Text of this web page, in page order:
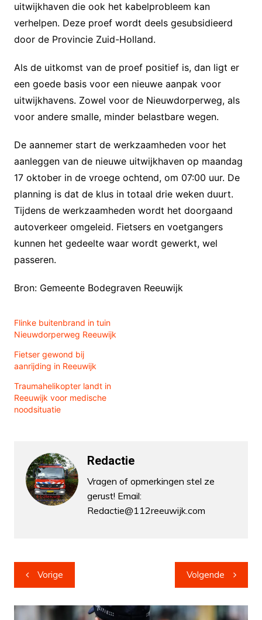
uitwijkhaven die ook het kabelprobleem kan
verhelpen. Deze proef wordt deels gesubsidieerd
door de Provincie Zuid-Holland.
Als de uitkomst van de proef positief is, dan ligt er
een goede basis voor een nieuwe aanpak voor
uitwijkhavens. Zowel voor de Nieuwdorperweg, als
voor andere smalle, minder belastbare wegen.
De aannemer start de werkzaamheden voor het
aanleggen van de nieuwe uitwijkhaven op maandag
17 oktober in de vroege ochtend, om 07:00 uur. De
planning is dat de klus in totaal drie weken duurt.
Tijdens de werkzaamheden wordt het doorgaand
autoverkeer omgeleid. Fietsers en voetgangers
kunnen het gedeelte waar wordt gewerkt, wel
passeren.
Bron: Gemeente Bodegraven Reeuwijk
Flinke buitenbrand in tuin
Nieuwdorperweg Reeuwijk
Fietser gewond bij
aanrijding in Reeuwijk
Traumahelikopter landt in
Reeuwijk voor medische
noodsituatie
Redactie
Vragen of opmerkingen stel ze
gerust! Email:
Redactie@112reeuwijk.com
Bericht
navigatie
Vorige Volgende